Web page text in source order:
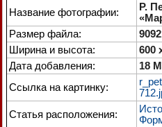
Название фотографии:
Р.
Размер файла:
Ширина и высота:
600
Дата добавления:
18
Ссылка на картинку:
Статья расположения: